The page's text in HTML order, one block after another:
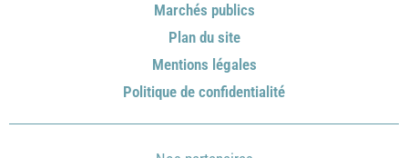
Marchés publics
Plan du site
Mentions légales
Politique de confidentialité